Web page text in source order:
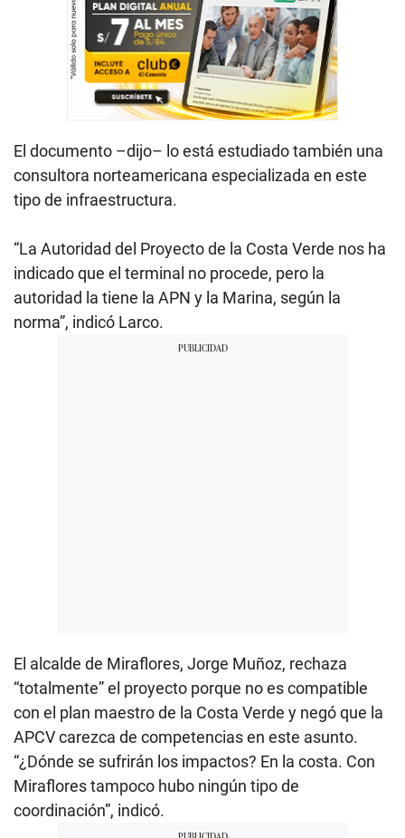
El documento –dijo– lo está estudiado también una
consultora norteamericana especializada en este
tipo de infraestructura.
“La Autoridad del Proyecto de la Costa Verde nos ha
indicado que el terminal no procede, pero la
autoridad la tiene la APN y la Marina, según la
norma”, indicó Larco.
El alcalde de Miraflores, Jorge Muñoz, rechaza
“totalmente” el proyecto porque no es compatible
con el plan maestro de la Costa Verde y negó que la
APCV carezca de competencias en este asunto.
“¿Dónde se sufrirán los impactos? En la costa. Con
Miraflores tampoco hubo ningún tipo de
coordinación”, indicó.